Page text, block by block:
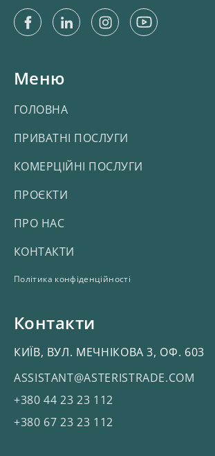
FacebookLinkedinInstagramYoutube
Меню
ГОЛОВНА
ПРИВАТНІ ПОСЛУГИ
КОМЕРЦІЙНІ ПОСЛУГИ
ПРОЄКТИ
ПРО НАС
КОНТАКТИ
Політика конфіденційності
Контакти
КИЇВ, ВУЛ. МЕЧНІКОВА 3, ОФ. 603
ASSISTANT@ASTERISTRADE.COM
+380 44 23 23 112
+380 67 23 23 112